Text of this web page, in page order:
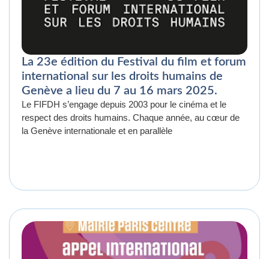
La 23e édition du Festival du film et forum
international sur les droits humains de
Genève a lieu du 7 au 16 mars 2025.
Le FIFDH s’engage depuis 2003 pour le cinéma et le
respect des droits humains. Chaque année, au cœur de
la Genève internationale et en parallèle